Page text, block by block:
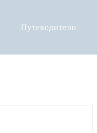
Путеводители